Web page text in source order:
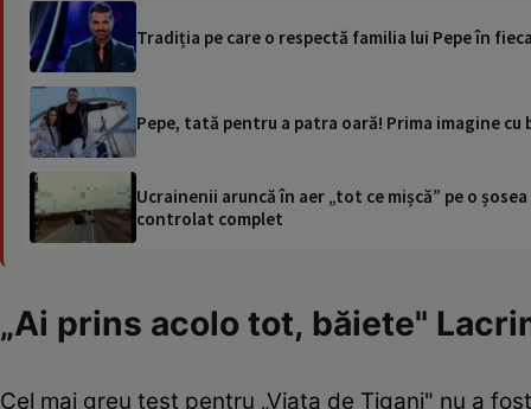
Tradiția pe care o respectă familia lui Pepe în
Pepe, tată pentru a patra oară! Prima imagine
Ucrainenii aruncă în aer „tot ce mișcă” pe o
controlat complet
„Ai prins acolo tot, băiete"
Cel mai greu test pentru „Viața de Țigani" nu a